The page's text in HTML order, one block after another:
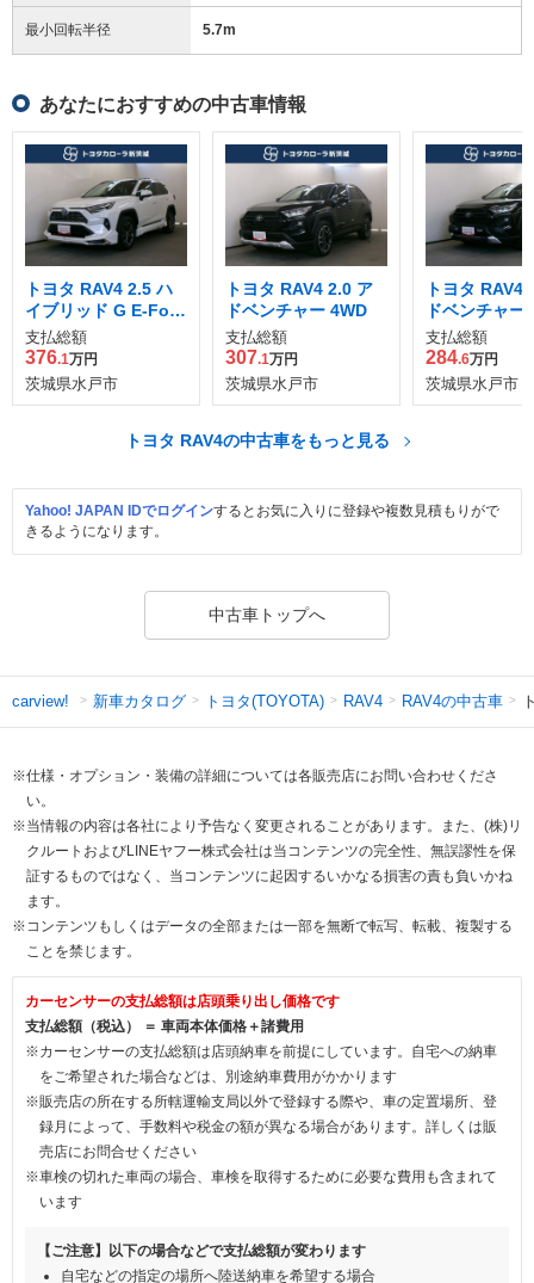
最小回転半径 5.7m
あなたにおすすめの中古車情報
トヨタ RAV4 2.5 ハ
イブリッド G E-Four
4WD
支払総額
376.1万円
茨城県水戸市
トヨタ RAV4 2.0 ア
ドベンチャー 4WD
支払総額
307.1万円
茨城県水戸市
トヨタ RAV4
ドベンチャー
支払総額
284.6万円
茨城県水戸市
トヨタ RAV4の中古車をもっと見る
Yahoo! JAPAN IDでログインするとお気に入りに登録や複数見積もりがで
きるようになります。
中古車トップへ
carview! 新車カタログ トヨタ(TOYOTA) RAV4 RAV4の中古車
※仕様・オプション・装備の詳細については各販売店にお問い合わせくださ
い。
※当情報の内容は各社により予告なく変更されることがあります。また、(株)リ
クルートおよびLINEヤフー株式会社は当コンテンツの完全性、無誤謬性を保
証するものではなく、当コンテンツに起因するいかなる損害の責も負いかね
ます。
※コンテンツもしくはデータの全部または一部を無断で転写、転載、複製する
ことを禁じます。
カーセンサーの支払総額は店頭乗り出し価格です
支払総額（税込） ＝ 車両本体価格＋諸費用
※カーセンサーの支払総額は店頭納車を前提にしています。自宅への納車
をご希望された場合などは、別途納車費用がかかります
※販売店の所在する所轄運輸支局以外で登録する際や、車の定置場所、登
録月によって、手数料や税金の額が異なる場合があります。詳しくは販
売店にお問合せください
※車検の切れた車両の場合、車検を取得するために必要な費用も含まれて
います
【ご注意】以下の場合などで支払総額が変わります
自宅などの指定の場所へ陸送納車を希望する場合